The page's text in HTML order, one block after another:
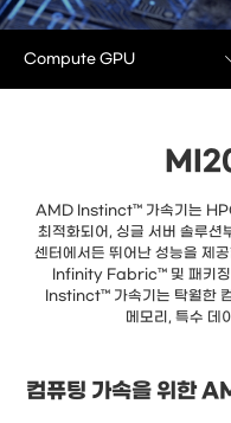
Compute GPU
AMD Instinct™ 가속기는
최적화되어, 싱글 서버 솔루션
센터에서든 뛰어난 성능을
Infinity Fabric™ 및 패키징
Instinct™ 가속기는 탁월한
메모리, 특수 데
컴퓨팅 가속을 위한